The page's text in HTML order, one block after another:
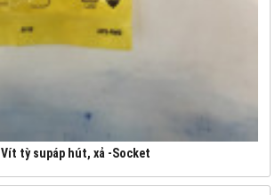
Vít tỳ supáp hút, xả -Socket